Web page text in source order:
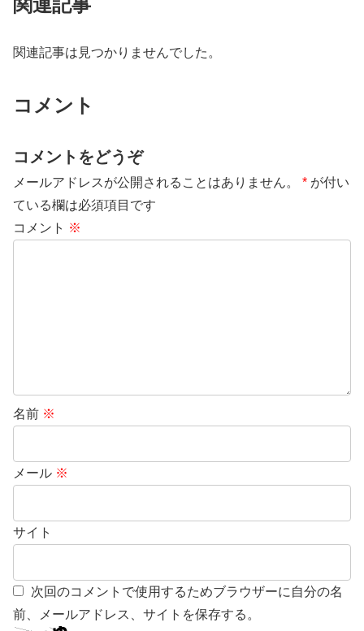
関連記事は見つかりませんでした。
コメント
コメントをどうぞ
メールアドレスが公開されることはありません。 * が付い
ている欄は必須項目です
コメント ※
名前 ※
メール ※
サイト
次回のコメントで使用するためブラウザーに自分の名
前、メールアドレス、サイトを保存する。